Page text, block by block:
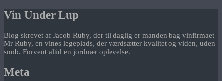
Vin Under Lup
Blog skrevet af Jacob Ruby, der til daglig er manden bag vinfirmaet
Mr Ruby, en vinøs legeplads, der værdsætter kvalitet og viden, uden
snob. Forvent altid en jordnær oplevelse.
Meta